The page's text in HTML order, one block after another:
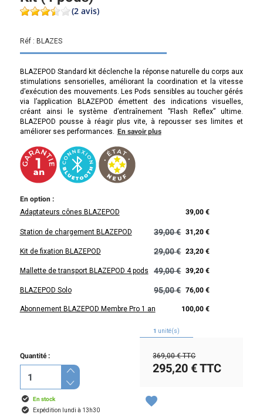
(2 avis)
Réf : BLAZES
BLAZEPOD Standard kit déclenche la réponse naturelle du corps aux
stimulations sensorielles, améliorant la coordination et la vitesse
d’exécution des mouvements. Les Pods sensibles au toucher gérés
via l’application BLAZEPOD émettent des indications visuelles,
créant ainsi le système d’entraînement ”Flash Reflex” ultime.
BLAZEPOD pousse à réagir plus vite, à repousser ses limites et
améliorer ses performances. En savoir plus
En option :
Adaptateurs cônes BLAZEPOD
39,00 €
Station de chargement BLAZEPOD 39,00 € 31,20 €
Kit de fixation BLAZEPOD 29,00 € 23,20 €
Mallette de transport BLAZEPOD 4 pods 49,00 € 39,20 €
BLAZEPOD Solo 95,00 € 76,00 €
Abonnement BLAZEPOD Membre Pro 1 an 100,00 €
Quantité :
En stock
Expédition lundi à 13h30
1 unité(s)
369,00 € TTC
295,20 €TTC
favorite